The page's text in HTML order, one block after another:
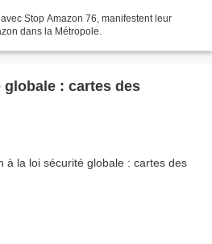
Stop Amazon 76, manifestent leur
dans la Métropole.
: cartes des